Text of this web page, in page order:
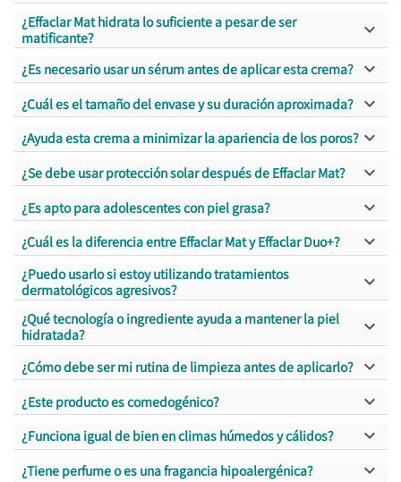
¿Effaclar Mat hidrata lo suficiente a pesar de ser
matificante?

¿Es necesario usar un sérum antes de aplicar esta crema? 
¿Cuál es el tamaño del envase y su duración aproximada? 
¿Ayuda esta crema a minimizar la apariencia de los poros?
¿Se debe usar protección solar después de Effaclar Mat? 
¿Es apto para adolescentes con piel grasa? 
¿Cuál es la diferencia entre Effaclar Mat y Effaclar Duo+? 
¿Puedo usarlo si estoy utilizando tratamientos
dermatológicos agresivos?

¿Qué tecnología o ingrediente ayuda a mantener la piel
hidratada?

¿Cómo debe ser mi rutina de limpieza antes de aplicarlo? 
¿Este producto es comedogénico? 
¿Funciona igual de bien en climas húmedos y cálidos? 
¿Tiene perfume o es una fragancia hipoalergénica? 